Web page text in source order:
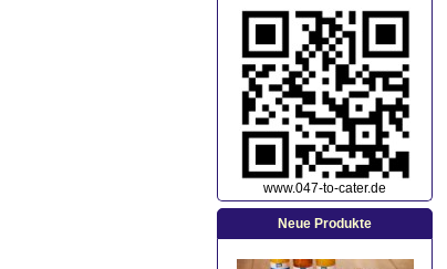
www.047-to-cater.de
Neue Produkte